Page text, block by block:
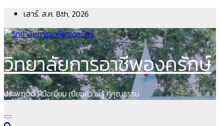
Skip
to
content
เสาร์. ส.ค. 8th, 2026
วิทยาลัยการอาชีพองครักษ์
ประพฤติดี ฝีมือเยี่ยม เปี่ยมความรู้ คู่คุณธรรม